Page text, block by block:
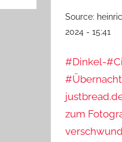
Source:
2024 - 15:41
#Dinkel-
zum